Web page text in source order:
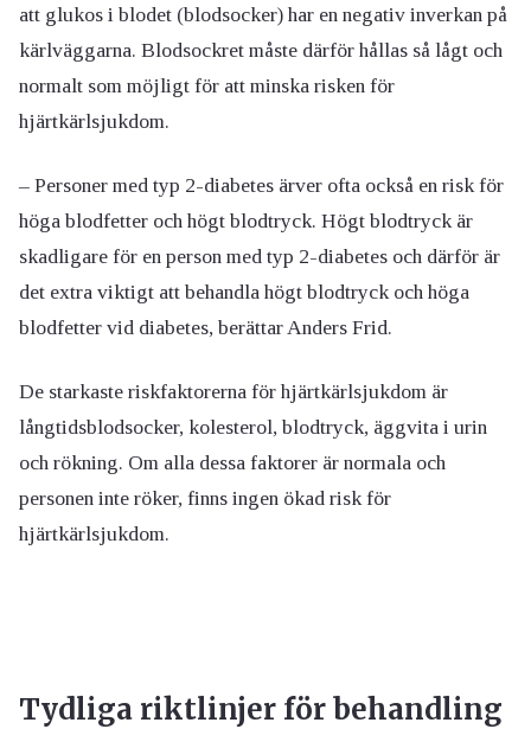
att glukos i blodet (blodsocker) har en negativ inverkan på
kärlväggarna. Blodsockret måste därför hållas så lågt och
normalt som möjligt för att minska risken för
hjärtkärlsjukdom.
– Personer med typ 2-diabetes ärver ofta också en risk för
höga blodfetter och högt blodtryck. Högt blodtryck är
skadligare för en person med typ 2-diabetes och därför är
det extra viktigt att behandla högt blodtryck och höga
blodfetter vid diabetes, berättar Anders Frid.
De starkaste riskfaktorerna för hjärtkärlsjukdom är
långtidsblodsocker, kolesterol, blodtryck, äggvita i urin
och rökning. Om alla dessa faktorer är normala och
personen inte röker, finns ingen ökad risk för
hjärtkärlsjukdom.
Tydliga riktlinjer för behandling